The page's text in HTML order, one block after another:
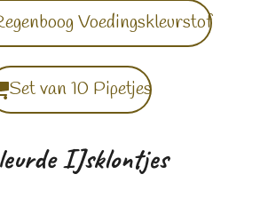
Voedingskleurstof
Set van 10 Pipetjes
IJsklontjes